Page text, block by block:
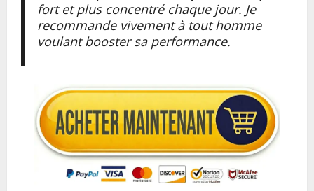
fort et plus concentré chaque jour. Je
recommande vivement à tout homme
voulant booster sa performance.